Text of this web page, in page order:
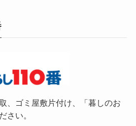
、ゴミ屋敷片付け、「暮しのお
さい。